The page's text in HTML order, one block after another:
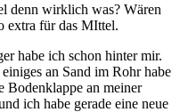
denn wirklich was? Wären
extra für das MIttel.
habe ich schon hinter mir.
an Sand im Rohr habe
Bodenklappe an meiner
ich habe gerade eine neue